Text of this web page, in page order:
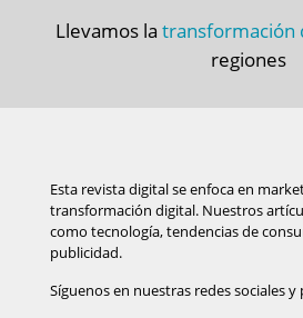
Llevamos la transformación
regiones
Esta revista digital se enfoca en
transformación digital. Nuestros
como tecnología, tendencias de
publicidad.
Síguenos en nuestras redes sociales y